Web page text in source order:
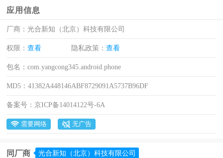
应用信息
厂商：光合新知（北京）科技有限公司
权限：查看 隐私政策：查看
包名：com.yangcong345.android.phone
MD5：41382A448146ABF8729091A5737B96DF
备案号： 京ICP备14014122号-6A
需要网络 无广告
同厂商 光合新知（北京）科技有限公司